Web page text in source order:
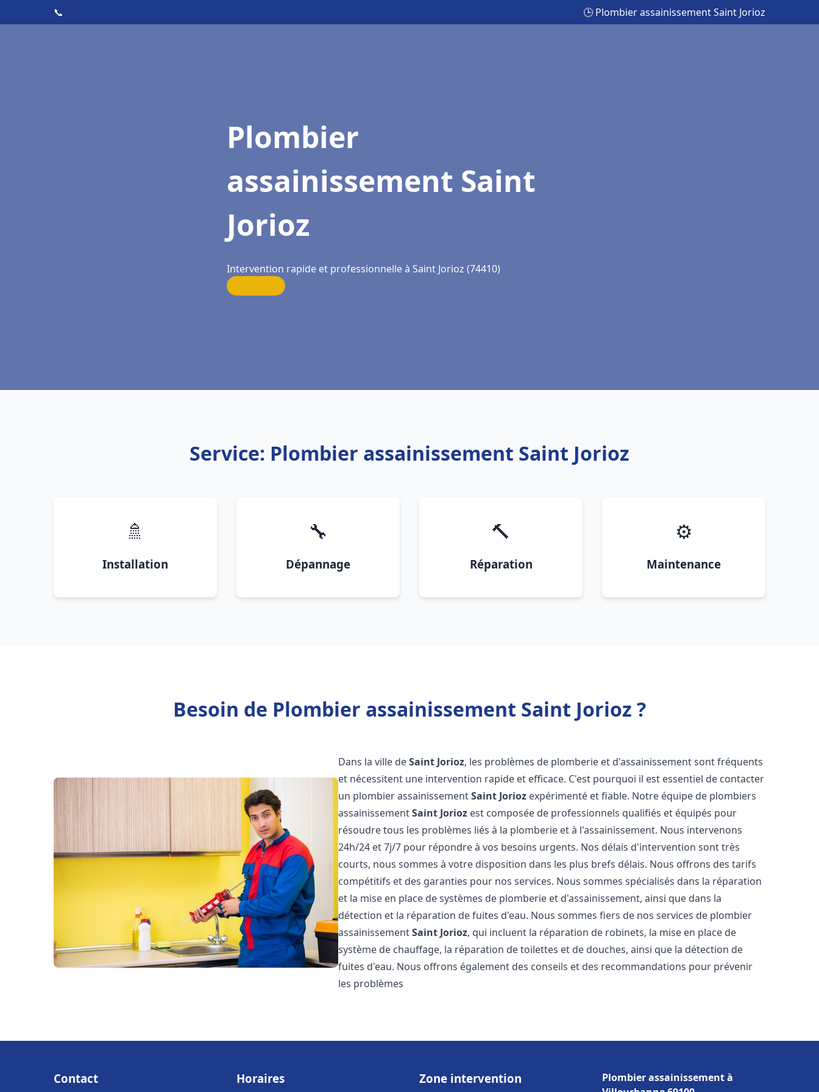
📞 🕒 Plombier assainissement Saint Jorioz
Plombier
assainissement Saint
Jorioz
Intervention rapide et professionnelle à Saint Jorioz (74410)
Service: Plombier assainissement Saint Jorioz
🚿
Installation
🔧
Dépannage
🔨
Réparation
⚙️
Maintenance
Besoin de Plombier assainissement Saint Jorioz ?
Dans la ville deSaint Jorioz, les problèmes de plomberie et d'assainissement sont fréquents
et nécessitent une intervention rapide et efficace. C'est pourquoi il est essentiel de contacter
un plombier assainissementSaint Jorioz expérimenté et fiable. Notre équipe de plombiers
assainissementSaint Jorioz est composée de professionnels qualifiés et équipés pour
résoudre tous les problèmes liés à la plomberie et à l'assainissement. Nous intervenons
24h/24 et 7j/7 pour répondre à vos besoins urgents. Nos délais d'intervention sont très
courts, nous sommes à votre disposition dans les plus brefs délais. Nous offrons des tarifs
compétitifs et des garanties pour nos services. Nous sommes spécialisés dans la réparation
et la mise en place de systèmes de plomberie et d'assainissement, ainsi que dans la
détection et la réparation de fuites d'eau. Nous sommes fiers de nos services de plombier
assainissementSaint Jorioz, qui incluent la réparation de robinets, la mise en place de
système de chauffage, la réparation de toilettes et de douches, ainsi que la détection de
fuites d'eau. Nous offrons également des conseils et des recommandations pour prévenir
les problèmes
Contact Horaires Zone intervention
Plombier assainissement à